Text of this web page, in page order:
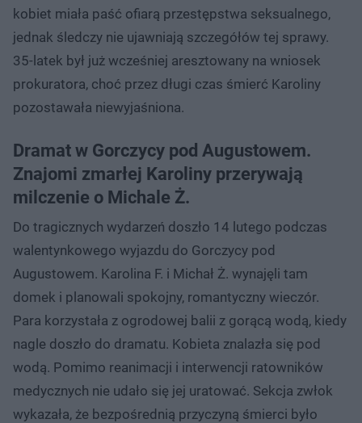
kobiet miała paść ofiarą przestępstwa seksualnego,
jednak śledczy nie ujawniają szczegółów tej sprawy.
35-latek był już wcześniej aresztowany na wniosek
prokuratora, choć przez długi czas śmierć Karoliny
pozostawała niewyjaśniona.
Dramat w Gorczycy pod Augustowem.
Znajomi zmarłej Karoliny przerywają
milczenie o Michale Ż.
Do tragicznych wydarzeń doszło 14 lutego podczas
walentynkowego wyjazdu do Gorczycy pod
Augustowem. Karolina F. i Michał Ż. wynajęli tam
domek i planowali spokojny, romantyczny wieczór.
Para korzystała z ogrodowej balii z gorącą wodą, kiedy
nagle doszło do dramatu. Kobieta znalazła się pod
wodą. Pomimo reanimacji i interwencji ratowników
medycznych nie udało się jej uratować. Sekcja zwłok
wykazała, że bezpośrednią przyczyną śmierci było